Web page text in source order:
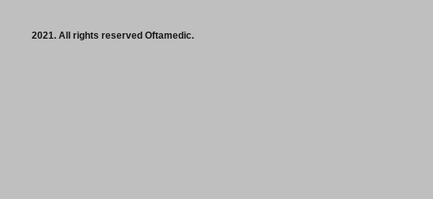
2021. All rights reserved Oftamedic.